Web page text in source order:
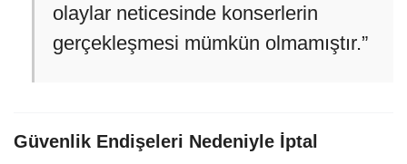
olaylar neticesinde konserlerin
gerçekleşmesi mümkün olmamıştır.”
Güvenlik Endişeleri Nedeniyle İptal